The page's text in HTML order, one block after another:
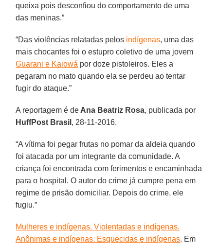
queixa pois desconfiou do comportamento de uma
das meninas.”
“Das violências relatadas pelos indígenas, uma das
mais chocantes foi o estupro coletivo de uma jovem
Guarani e Kaiowá por doze pistoleiros. Eles a
pegaram no mato quando ela se perdeu ao tentar
fugir do ataque.”
A reportagem é de Ana Beatriz Rosa, publicada por
HuffPost Brasil , 28-11-2016.
“A vítima foi pegar frutas no pomar da aldeia quando
foi atacada por um integrante da comunidade. A
criança foi encontrada com ferimentos e encaminhada
para o hospital. O autor do crime já cumpre pena em
regime de prisão domiciliar. Depois do crime, ele
fugiu.”
Mulheres e indígenas. Violentadas e indígenas.
Anônimas e indígenas. Esquecidas e indígenas. Em